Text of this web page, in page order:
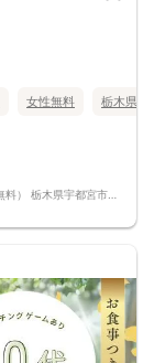
女性無料 栃木県
パルティとちぎ男女共同参画センター（施設内駐車場有:無料） 栃木県宇都宮市野沢町4-1 ※階数や部屋番号はパーティーの開催内容をご確認ください。 2F研修室201